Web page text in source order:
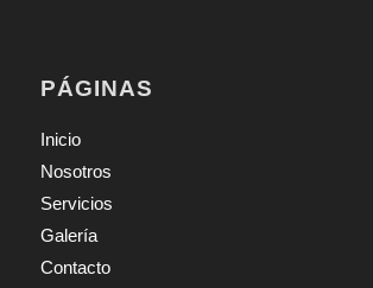
PÁGINAS
Inicio
Nosotros
Servicios
Galería
Contacto